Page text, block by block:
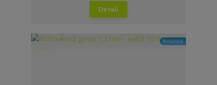
Detail
Novinka